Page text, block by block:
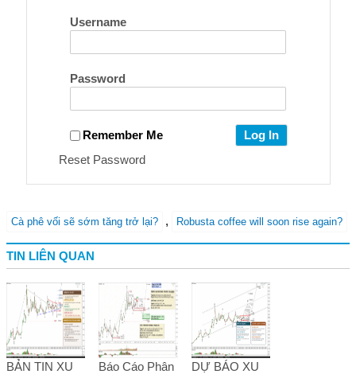
Username
Password
Remember Me
Reset Password
Cà phê vối sẽ sớm tăng trở lại? , Robusta coffee will soon rise again?
TIN LIÊN QUAN
BẢN TIN XU
Báo Cáo Phân
DỰ BÁO XU